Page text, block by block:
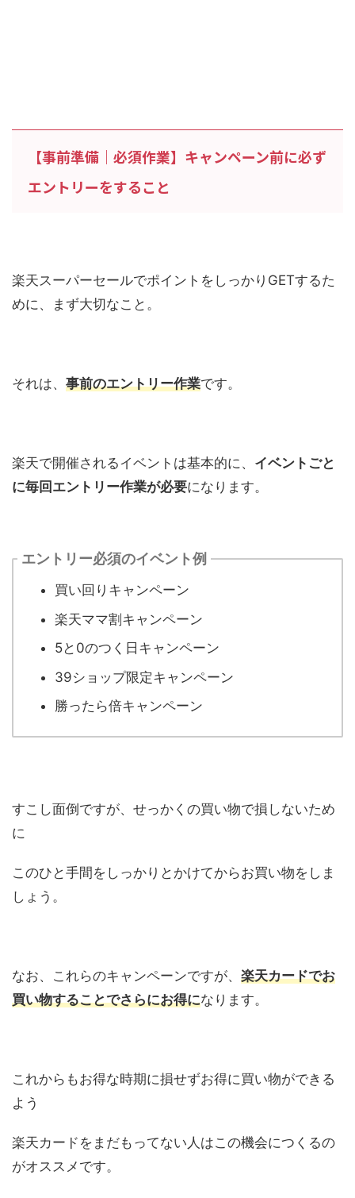
【事前準備｜必須作業】キャンペーン前に必ず
エントリーをすること
楽天スーパーセールでポイントをしっかりGETするた
めに、まず大切なこと。
それは、 事前のエントリー作業です。
楽天で開催されるイベントは基本的に、 イベントごと
に毎回エントリー作業が必要になります。
エントリー必須のイベント例
買い回りキャンペーン
楽天ママ割キャンペーン
5と0のつく日キャンペーン
39ショップ限定キャンペーン
勝ったら倍キャンペーン
すこし面倒ですが、せっかくの買い物で損しないため
に
このひと手間をしっかりとかけてからお買い物をしま
しょう。
なお、これらのキャンペーンですが、 楽天カードでお
買い物することでさらにお得になります。
これからもお得な時期に損せずお得に買い物ができる
よう
楽天カードをまだもってない人はこの機会につくるの
がオススメです。